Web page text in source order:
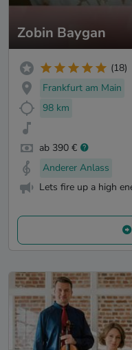
Zobin Baygan
(18)
Frankfurt am Main
98 km
ab 390 €
Anderer Anlass
Lets fire up a high